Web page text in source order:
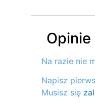
Opinie
Na razie nie
Napisz
Musisz się